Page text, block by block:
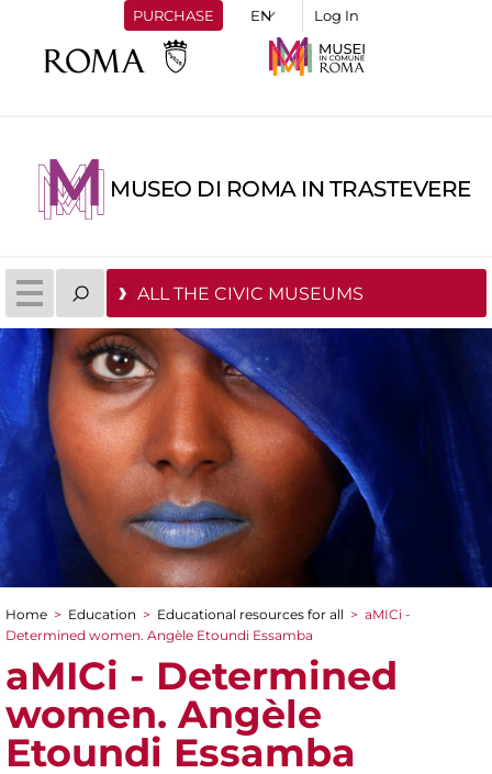
PURCHASE Log In
MUSEO DI ROMA IN TRASTEVERE
ALL THE CIVIC MUSEUMS
You are here
Home > Education > Educational resources for all > aMICi -
Determined women. Angèle Etoundi Essamba
aMICi - Determined
women. Angèle
Etoundi Essamba